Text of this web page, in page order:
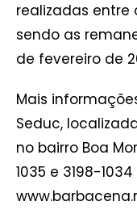
realizadas entre
sendo as
de fevereiro de
Mais
Seduc,
no bairro Boa
1035 e 3198-